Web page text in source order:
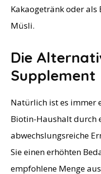
Kakaogetränk oder als
Müsli.
Die
Supplement
Natürlich ist es immer
Biotin-Haushalt durch
abwechslungsreiche
Sie einen erhöhten
empfohlene Menge